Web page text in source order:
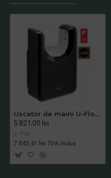
Uscator de maini U-Flow, finisaj exterior negru, Mediclinics
5.821,00 lei
+ TVA
7.043,41 lei TVA inclus